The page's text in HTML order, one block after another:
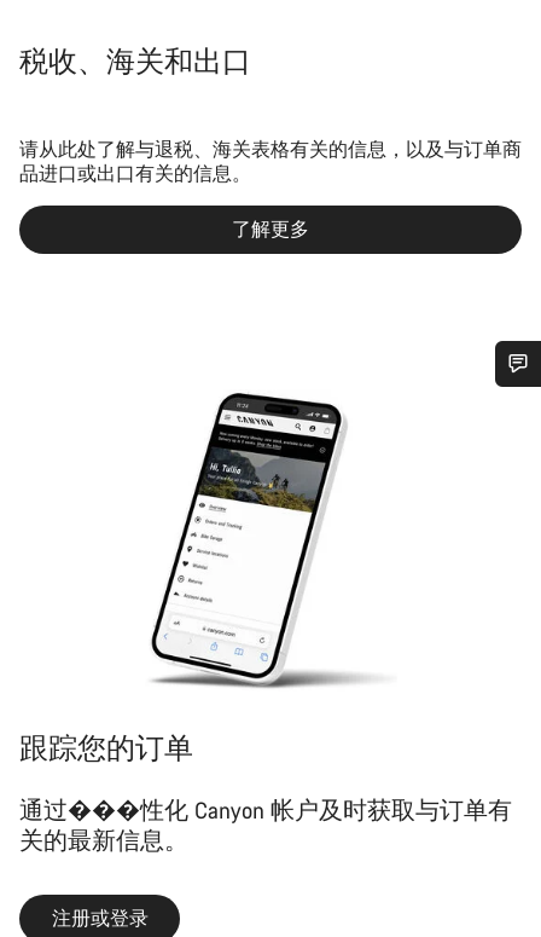
税收、海关和出口
请从此处了解与退税、海关表格有关的信息，以及与订单商
品进口或出口有关的信息。
了解更多
跟踪您的订单
通过���性化 Canyon 帐户及时获取与订单有
关的最新信息。
注册或登录
您需要帮助吗？
我们的客户支持专家正在等待为您答疑解惑。
开始聊天
关闭